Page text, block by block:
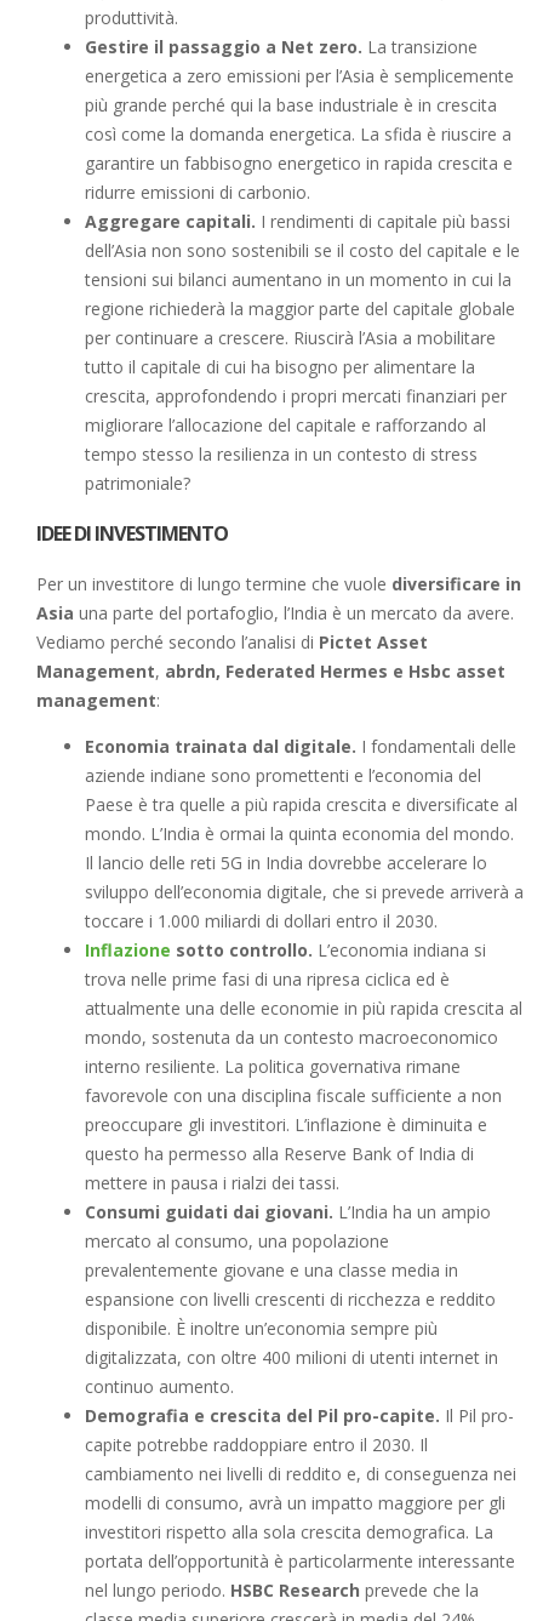
produttività.
Gestire il passaggio a Net zero. La transizione
energetica a zero emissioni per l’Asia è semplicemente
più grande perché qui la base industriale è in crescita
così come la domanda energetica. La sfida è riuscire a
garantire un fabbisogno energetico in rapida crescita e
ridurre emissioni di carbonio.
Aggregare capitali. I rendimenti di capitale più bassi
dell’Asia non sono sostenibili se il costo del capitale e le
tensioni sui bilanci aumentano in un momento in cui la
regione richiederà la maggior parte del capitale globale
per continuare a crescere. Riuscirà l’Asia a mobilitare
tutto il capitale di cui ha bisogno per alimentare la
crescita, approfondendo i propri mercati finanziari per
migliorare l’allocazione del capitale e rafforzando al
tempo stesso la resilienza in un contesto di stress
patrimoniale?
IDEE DI INVESTIMENTO
Per un investitore di lungo termine che vuole diversificare in
Asia una parte del portafoglio, l’India è un mercato da avere.
Vediamo perché secondo l’analisi di Pictet Asset
Management, abrdn, Federated Hermes e Hsbc asset
management:
Economia trainata dal digitale. I fondamentali delle
aziende indiane sono promettenti e l’economia del
Paese è tra quelle a più rapida crescita e diversificate al
mondo. L’India è ormai la quinta economia del mondo.
Il lancio delle reti 5G in India dovrebbe accelerare lo
sviluppo dell’economia digitale, che si prevede arriverà a
toccare i 1.000 miliardi di dollari entro il 2030.
Inflazione sotto controllo. L’economia indiana si
trova nelle prime fasi di una ripresa ciclica ed è
attualmente una delle economie in più rapida crescita al
mondo, sostenuta da un contesto macroeconomico
interno resiliente. La politica governativa rimane
favorevole con una disciplina fiscale sufficiente a non
preoccupare gli investitori. L’inflazione è diminuita e
questo ha permesso alla Reserve Bank of India di
mettere in pausa i rialzi dei tassi.
Consumi guidati dai giovani. L’India ha un ampio
mercato al consumo, una popolazione
prevalentemente giovane e una classe media in
espansione con livelli crescenti di ricchezza e reddito
disponibile. È inoltre un’economia sempre più
digitalizzata, con oltre 400 milioni di utenti internet in
continuo aumento.
Demografia e crescita del Pil pro-capite. Il Pil pro-
capite potrebbe raddoppiare entro il 2030. Il
cambiamento nei livelli di reddito e, di conseguenza nei
modelli di consumo, avrà un impatto maggiore per gli
investitori rispetto alla sola crescita demografica. La
portata dell’opportunità è particolarmente interessante
nel lungo periodo. HSBC Research prevede che la